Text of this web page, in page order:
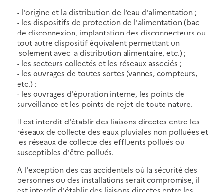
- l'origine et la distribution de l'eau d'alimentation ;
- les dispositifs de protection de l'alimentation (bac
de disconnexion, implantation des disconnecteurs ou
tout autre dispositif équivalent permettant un
isolement avec la distribution alimentaire, etc.) ;
- les secteurs collectés et les réseaux associés ;
- les ouvrages de toutes sortes (vannes, compteurs,
etc.) ;
- les ouvrages d'épuration interne, les points de
surveillance et les points de rejet de toute nature.
Il est interdit d'établir des liaisons directes entre les
réseaux de collecte des eaux pluviales non polluées et
les réseaux de collecte des effluents pollués ou
susceptibles d'être pollués.
A l'exception des cas accidentels où la sécurité des
personnes ou des installations serait compromise, il
est interdit d'établir des liaisons directes entre les